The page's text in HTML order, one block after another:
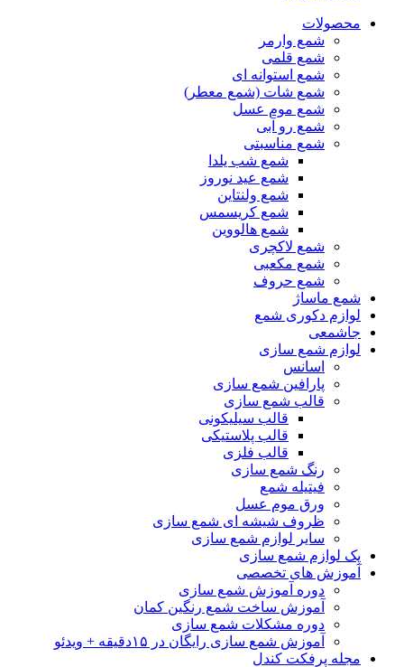
محصولات
شمع وارمر
شمع قلمی
شمع استوانه ای
شمع شات (شمع معطر)
شمع موم عسل
شمع رو آبی
شمع مناسبتی
شمع شب یلدا
شمع عید نوروز
شمع ولنتاین
شمع کریسمس
شمع هالووین
شمع لاکچری
شمع مکعبی
شمع حروف
شمع ماساژ
لوازم دکوری شمع
جاشمعی
لوازم شمع سازی
اسانس
پارافین شمع سازی
قالب شمع سازی
قالب سیلیکونی
قالب پلاستیکی
قالب فلزی
رنگ شمع سازی
فیتیله شمع
ورق موم عسل
ظروف شیشه ای شمع سازی
سایر لوازم شمع سازی
پک لوازم شمع سازی
آموزش های تخصصی
دوره آموزش شمع سازی
آموزش ساخت شمع رنگین کمان
دوره مشکلات شمع سازی
آموزش شمع سازی رایگان در ۱۵دقیقه + ویدئو
مجله پرفکت کندل